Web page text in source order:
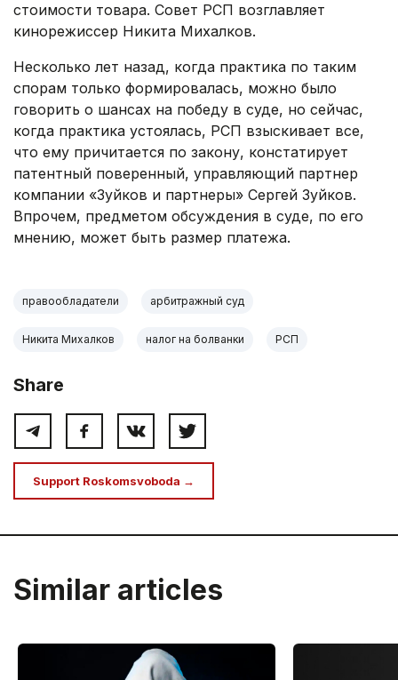
стоимости товара. Совет РСП возглавляет
кинорежиссер Никита Михалков.
Несколько лет назад, когда практика по таким
спорам только формировалась, можно было
говорить о шансах на победу в суде, но сейчас,
когда практика устоялась, РСП взыскивает все,
что ему причитается по закону, констатирует
патентный поверенный, управляющий партнер
компании «Зуйков и партнеры» Сергей Зуйков.
Впрочем, предметом обсуждения в суде, по его
мнению, может быть размер платежа.
правообладатели арбитражный суд
Никита Михалков налог на болванки РСП
Share
Support Roskomsvoboda →
Similar articles